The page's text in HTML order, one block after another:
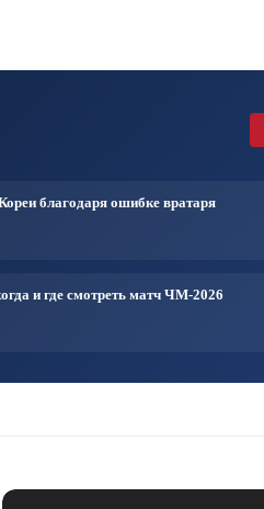
благодаря ошибке вратаря
и где смотреть матч ЧМ-2026